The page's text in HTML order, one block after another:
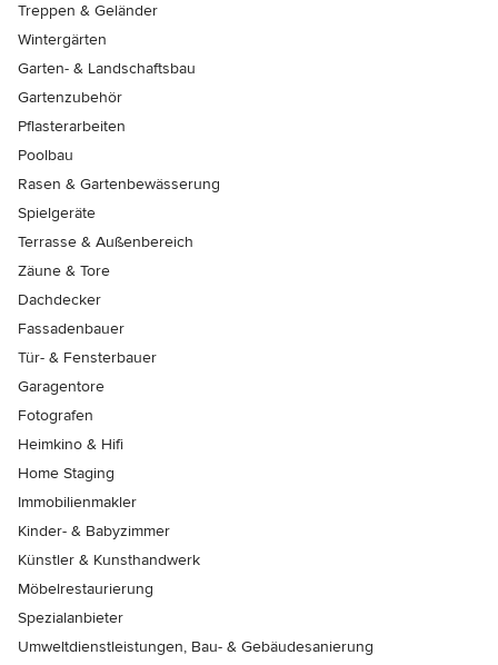
Treppen & Geländer
Wintergärten
Garten- & Landschaftsbau
Gartenzubehör
Pflasterarbeiten
Poolbau
Rasen & Gartenbewässerung
Spielgeräte
Terrasse & Außenbereich
Zäune & Tore
Dachdecker
Fassadenbauer
Tür- & Fensterbauer
Garagentore
Fotografen
Heimkino & Hifi
Home Staging
Immobilienmakler
Kinder- & Babyzimmer
Künstler & Kunsthandwerk
Möbelrestaurierung
Spezialanbieter
Umweltdienstleistungen, Bau- & Gebäudesanierung